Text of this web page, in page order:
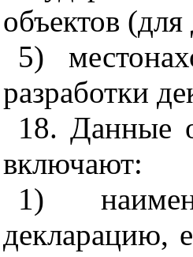
объектов
5)
разработки
18. Данные
включают:
1)
декларацию,